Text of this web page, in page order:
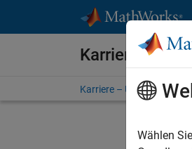
Karriere bei
Karriere – Übersicht
Wählen